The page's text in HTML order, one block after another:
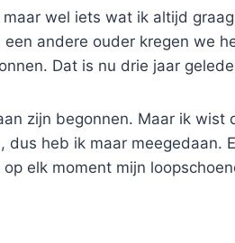
wel iets wat ik altijd
andere ouder kregen we
Dat is nu drie jaar
zijn begonnen. Maar ik
dus heb ik maar meegedaan.
elk moment mijn